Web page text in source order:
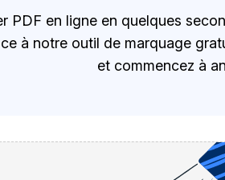
PDF en ligne en quelques
à notre outil de marquage
et commencez à